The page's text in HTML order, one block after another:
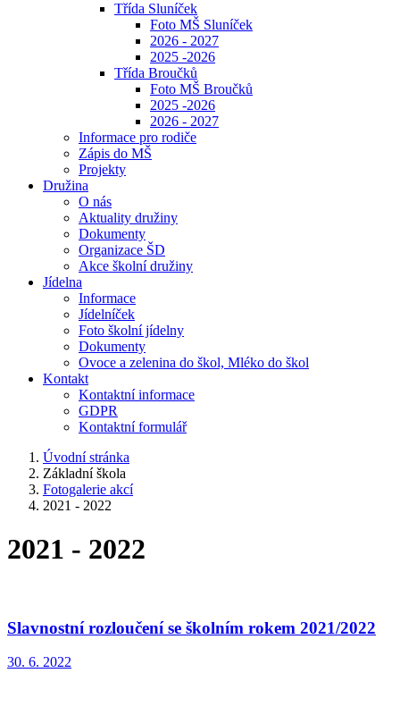
Třída Sluníček
Foto MŠ Sluníček
2026 - 2027
2025 -2026
Třída Broučků
Foto MŠ Broučků
2025 -2026
2026 - 2027
Informace pro rodiče
Zápis do MŠ
Projekty
Družina
O nás
Aktuality družiny
Dokumenty
Organizace ŠD
Akce školní družiny
Jídelna
Informace
Jídelníček
Foto školní jídelny
Dokumenty
Ovoce a zelenina do škol, Mléko do škol
Kontakt
Kontaktní informace
GDPR
Kontaktní formulář
Úvodní stránka
Základní škola
Fotogalerie akcí
2021 - 2022
2021 - 2022
Slavnostní rozloučení se školním rokem 2021/2022
30. 6. 2022